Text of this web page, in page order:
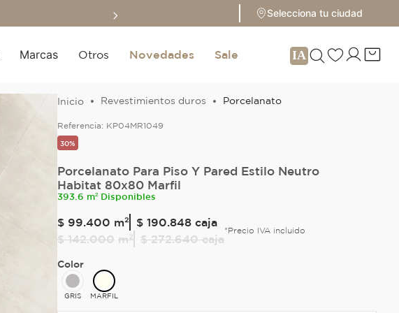
Paga con ADDI a cuotas con
Selecciona tu ciudad
Marcas Otros Novedades Sale
Revestimientos duros Porcelanato
Referencia: KP04MR1049
30%
Porcelanato Para Piso Y Pared Estilo Neutro
Habitat 80x80 Marfil
393.6 m² Disponibles
$ 99.400 m² $ 190.848caja
$ 142.000 m² $ 272.640caja
*Precio IVA incluido
Color
GRIS MARFIL